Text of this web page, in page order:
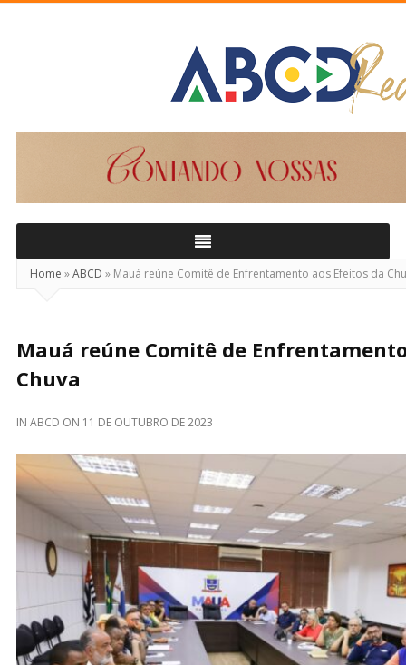
Home »ABCD » Mauá reúne Comitê de Enfrentamento aos Efeitos da
Mauá reúne Comitê de
Chuva
IN ABCD ON 11 DE OUTUBRO DE 2023